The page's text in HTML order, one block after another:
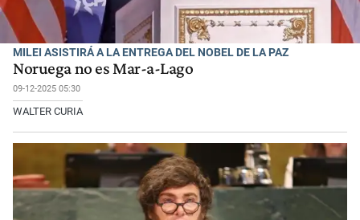
MILEI ASISTIRÁ A LA ENTREGA DEL NOBEL DE LA PAZ
Noruega no es Mar-a-Lago
09-12-2025 05:30
WALTER CURIA